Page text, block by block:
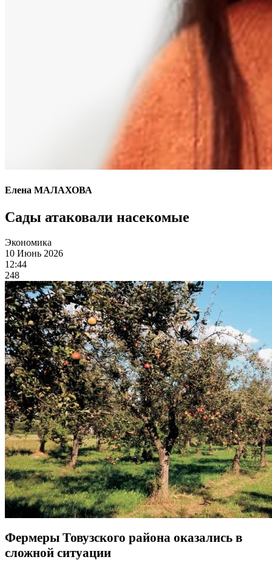
Елена МАЛАХОВА
Сады атаковали насекомые
Экономика
10 Июнь 2026
12:44
248
Фермеры Товузского района оказались в
сложной ситуации